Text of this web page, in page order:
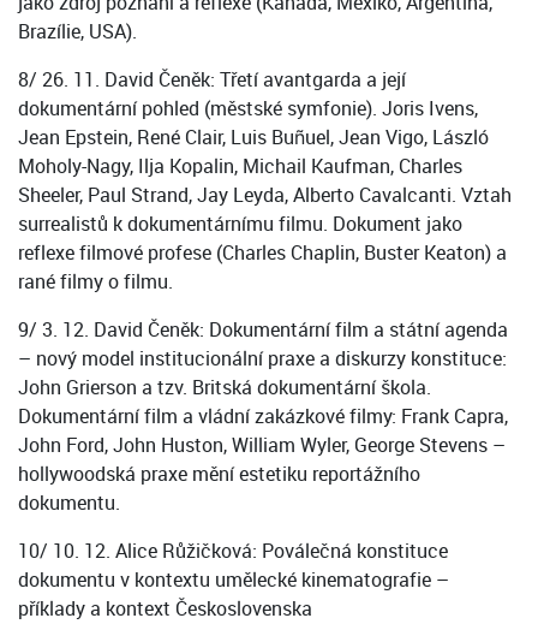
Brazílie, USA).
8/ 26. 11. David Čeněk: Třetí avantgarda a její
dokumentární pohled (městské symfonie). Joris Ivens,
Jean Epstein, René Clair, Luis Buñuel, Jean Vigo, László
Moholy-Nagy, Ilja Kopalin, Michail Kaufman, Charles
Sheeler, Paul Strand, Jay Leyda, Alberto Cavalcanti. Vztah
surrealistů k dokumentárnímu filmu. Dokument jako
reflexe filmové profese (Charles Chaplin, Buster Keaton) a
rané filmy o filmu.
9/ 3. 12. David Čeněk: Dokumentární film a státní agenda
– nový model institucionální praxe a diskurzy konstituce:
John Grierson a tzv. Britská dokumentární škola.
Dokumentární film a vládní zakázkové filmy: Frank Capra,
John Ford, John Huston, William Wyler, George Stevens –
hollywoodská praxe mění estetiku reportážního
dokumentu.
10/ 10. 12. Alice Růžičková: Poválečná konstituce
dokumentu v kontextu umělecké kinematografie –
příklady a kontext Československa